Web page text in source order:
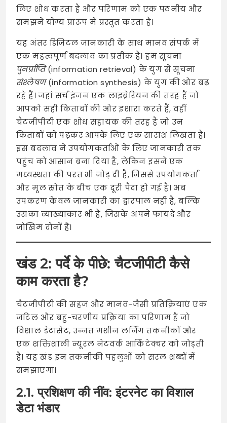
लिए शोध करता है और परिणाम को एक पठनीय और
समझने योग्य प्रारूप में प्रस्तुत करता है।
यह अंतर डिजिटल जानकारी के साथ मानव संपर्क में
एक महत्वपूर्ण बदलाव का प्रतीक है। हम सूचना
पुनर्प्राप्ति(information retrieval) के युग से सूचना
संश्लेषण(information synthesis) के युग की ओर बढ़
रहे हैं। जहां सर्च इंजन एक लाइब्रेरियन की तरह हैं जो
आपको सही किताबों की ओर इशारा करते हैं, वहीं
चैटजीपीटी एक शोध सहायक की तरह है जो उन
किताबों को पढ़कर आपके लिए एक सारांश लिखता है।
इस बदलाव ने उपयोगकर्ताओं के लिए जानकारी तक
पहुंच को आसान बना दिया है, लेकिन इसने एक
मध्यस्थता की परत भी जोड़ दी है, जिससे उपयोगकर्ता
और मूल स्रोत के बीच एक दूरी पैदा हो गई है। अब
उपकरण केवल जानकारी का द्वारपाल नहीं है, बल्कि
उसका व्याख्याकार भी है, जिसके अपने फायदे और
जोखिम दोनों हैं।
खंड 2: पर्दे के पीछे: चैटजीपीटी कैसे
काम करता है?
चैटजीपीटी की सहज और मानव-जैसी प्रतिक्रियाएं एक
जटिल और बहु-चरणीय प्रक्रिया का परिणाम हैं जो
विशाल डेटासेट, उन्नत मशीन लर्निंग तकनीकों और
एक शक्तिशाली न्यूरल नेटवर्क आर्किटेक्चर को जोड़ती
है। यह खंड इन तकनीकी पहलुओं को सरल शब्दों में
समझाएगा।
2.1. प्रशिक्षण की नींव: इंटरनेट का विशाल
डेटा भंडार